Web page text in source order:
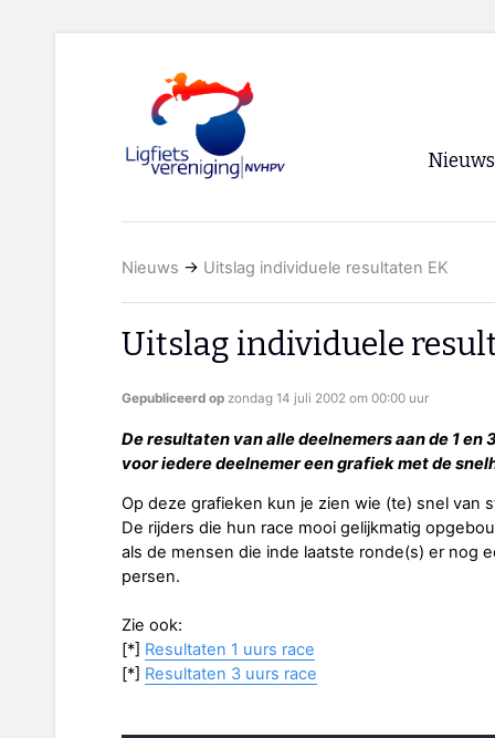
Nieuws
Nieuws → Uitslag individuele resultaten EK
Uitslag individuele
Gepubliceerd op zondag 14 juli 2002 om 00:00 uur
De resultaten van alle deelnemers aan de 1 en
voor iedere deelnemer een grafiek met de
Op deze grafieken kun je zien wie (te) snel van
De rijders die hun race mooi gelijkmatig
als de mensen die inde laatste ronde(s) er nog
persen.
Zie ook:
[*] Resultaten 1 uurs race
[*] Resultaten 3 uurs race